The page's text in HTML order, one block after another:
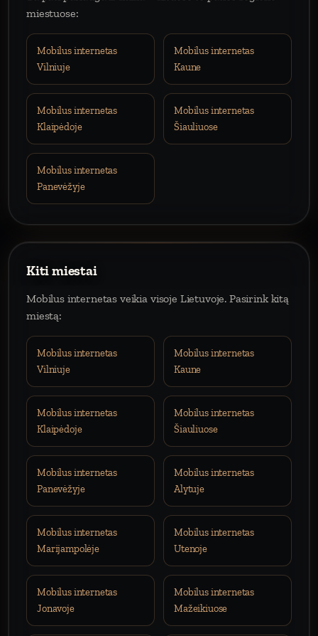
miestuose:
Mobilus internetas
Vilniuje
Mobilus internetas
Kaune
Mobilus internetas
Klaipėdoje
Mobilus internetas
Šiauliuose
Mobilus internetas
Panevėžyje
Kiti miestai
Mobilus internetas veikia visoje Lietuvoje. Pasirink kitą
miestą:
Mobilus internetas
Vilniuje
Mobilus internetas
Kaune
Mobilus internetas
Klaipėdoje
Mobilus internetas
Šiauliuose
Mobilus internetas
Panevėžyje
Mobilus internetas
Alytuje
Mobilus internetas
Marijampolėje
Mobilus internetas
Utenoje
Mobilus internetas
Jonavoje
Mobilus internetas
Mažeikiuose